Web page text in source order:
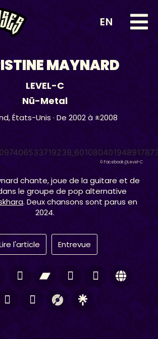
EN
MAYNARD
LEVEL-C
Nü-Metal
États-Unis · De 2002 à ±2008
© Facebook @Level-C
chante, joue de la guitare et de
le groupe de pop alternative
. Deux chansons sont parus en
2024.
l'article Entrevue